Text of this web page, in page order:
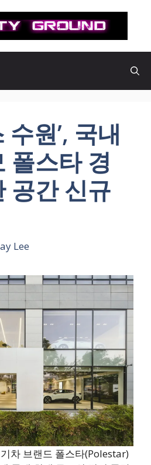
수원’, 국내
폴스타 경
공간 신규
Lee
차 브랜드 폴스타(Polestar)